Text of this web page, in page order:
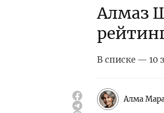
Алмаз
В списке — 10
Алма